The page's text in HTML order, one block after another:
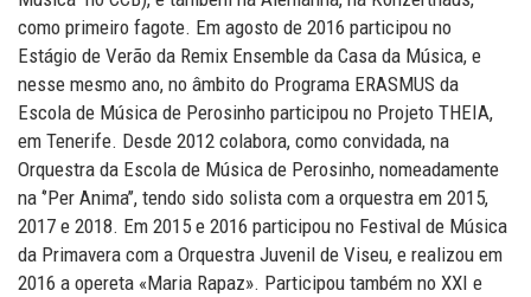
como primeiro fagote. Em agosto de 2016 participou no
Estágio de Verão da Remix Ensemble da Casa da Música, e
nesse mesmo ano, no âmbito do Programa ERASMUS da
Escola de Música de Perosinho participou no Projeto THEIA,
em Tenerife. Desde 2012 colabora, como convidada, na
Orquestra da Escola de Música de Perosinho, nomeadamente
na ‘’Per Anima’’, tendo sido solista com a orquestra em 2015,
2017 e 2018. Em 2015 e 2016 participou no Festival de Música
da Primavera com a Orquestra Juvenil de Viseu, e realizou em
2016 a opereta «Maria Rapaz». Participou também no XXI e